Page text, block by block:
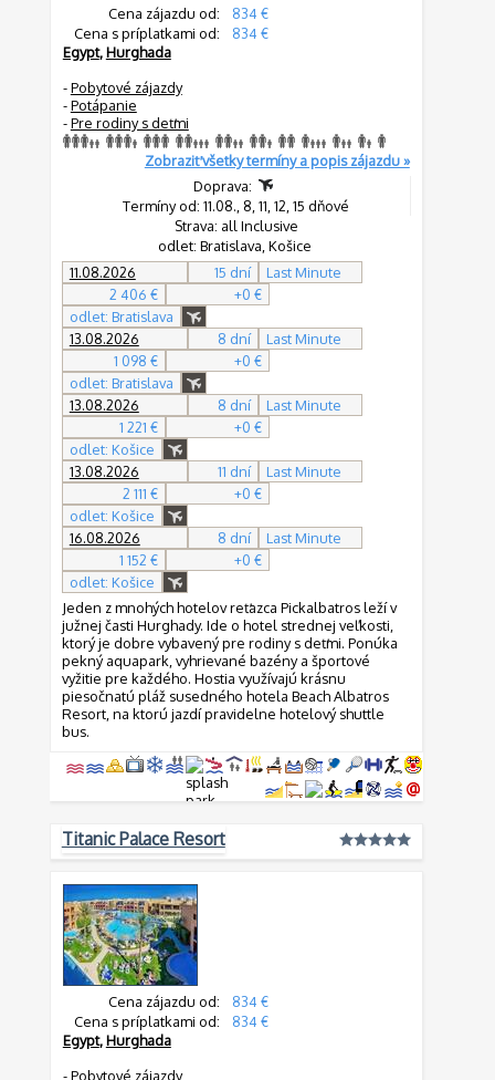
Cena zájazdu od:
834 €
Cena s príplatkami od:
834 €
Egypt,Hurghada
-Pobytové zájazdy
-Potápanie
-Pre rodiny s deťmi
Zobraziť všetky termíny a popis zájazdu »
Doprava:
Termíny od: 11.08., 8, 11, 12, 15 dňové
Strava: all Inclusive
odlet: Bratislava, Košice
11.08.2026
15 dní
Last Minute
2 406 €
+0 €
odlet: Bratislava
13.08.2026
8 dní
Last Minute
1 098 €
+0 €
odlet: Bratislava
13.08.2026
8 dní
Last Minute
1 221 €
+0 €
odlet: Košice
13.08.2026
11 dní
Last Minute
2 111 €
+0 €
odlet: Košice
16.08.2026
8 dní
Last Minute
1 152 €
+0 €
odlet: Košice
Jeden z mnohých hotelov reťazca Pickalbatros leží v
južnej časti Hurghady. Ide o hotel strednej veľkosti,
ktorý je dobre vybavený pre rodiny s deťmi. Ponúka
pekný aquapark, vyhrievané bazény a športové
vyžitie pre každého. Hostia využívajú krásnu
piesočnatú pláž susedného hotela Beach Albatros
Resort, na ktorú jazdí pravidelne hotelový shuttle
bus.
Titanic Palace Resort
Cena zájazdu od:
834 €
Cena s príplatkami od:
834 €
Egypt,Hurghada
-Pobytové zájazdy